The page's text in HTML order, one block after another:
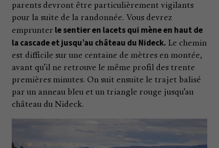
parents devront être particulièrement vigilants
pour la suite de la randonnée. Vous devrez
emprunter le sentier en lacets qui mène en haut de
la cascade et jusqu’au château du Nideck. Le chemin
est difficile sur une centaine de mètres en montée,
avant qu’il ne retrouve le même profil des trente
premières minutes. On suit ensuite le trajet balisé
par un anneau bleu et un triangle rouge jusqu’au
château du Nideck.